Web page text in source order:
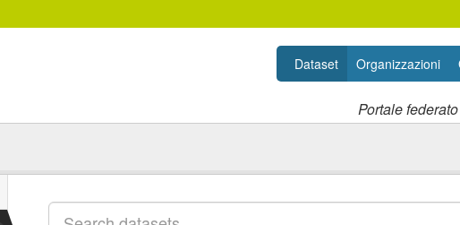
Portale
Dataset Organizzazioni